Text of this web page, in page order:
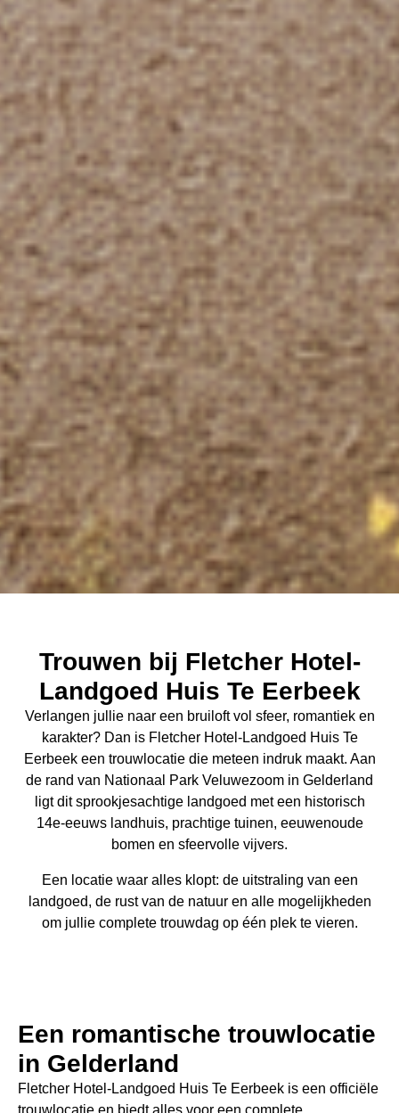
Trouwen bij Fletcher Hotel-
Landgoed Huis Te Eerbeek
Verlangen jullie naar een bruiloft vol sfeer, romantiek en
karakter? Dan is Fletcher Hotel-Landgoed Huis Te
Eerbeek een trouwlocatie die meteen indruk maakt. Aan
de rand van Nationaal Park Veluwezoom in Gelderland
ligt dit sprookjesachtige landgoed met een historisch
14e-eeuws landhuis, prachtige tuinen, eeuwenoude
bomen en sfeervolle vijvers.
Een locatie waar alles klopt: de uitstraling van een
landgoed, de rust van de natuur en alle mogelijkheden
om jullie complete trouwdag op één plek te vieren.
Een romantische trouwlocatie
in Gelderland
Fletcher Hotel-Landgoed Huis Te Eerbeek is een officiële
trouwlocatie en biedt alles voor een complete